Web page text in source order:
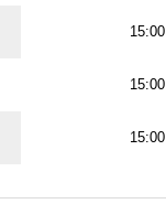


